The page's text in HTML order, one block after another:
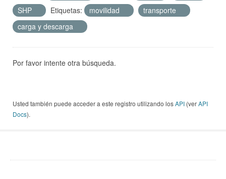
SHP
Etiquetas: movilidad
transporte
carga y descarga
Por favor intente otra búsqueda.
Usted también puede acceder a este registro utilizando losAPI (verAPI
Docs).